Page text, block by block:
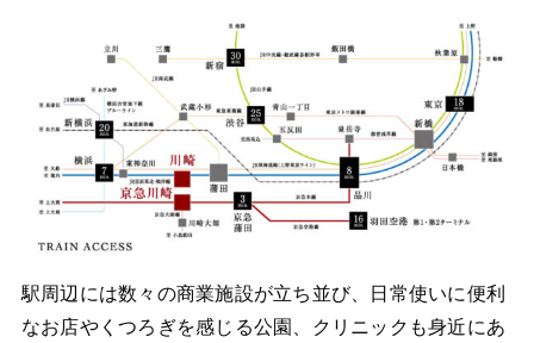
駅周辺には数々の商業施設が立ち並び、日常使いに便利
なお店やくつろぎを感じる公園、クリニックも身近にあ